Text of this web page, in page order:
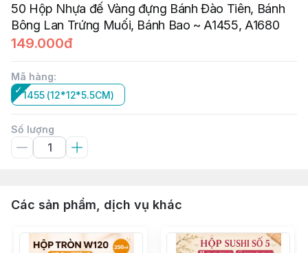
50 Hộp Nhựa đế Vàng đựng Bánh Đào Tiên, Bánh
Bông Lan Trứng Muối, Bánh Bao ~ A1455, A1680
149.000đ
Mã hàng:
1455 (12*12*5.5CM)
Số lượng
Các sản phẩm, dịch vụ khác